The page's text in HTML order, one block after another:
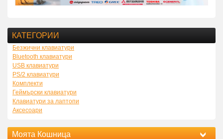
КАТЕГОРИИ
Безжични клавиатури
Bluetooth клавиатури
USB клавиатури
PS/2 клавиатури
Комплекти
Геймърски клавиатури
Клавиатури за лаптопи
Аксесоари
Моята Кошница